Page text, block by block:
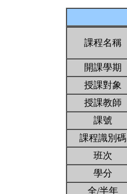
課程名稱
開課學期
授課對象
授課教師
課號
課程識別碼
班次
學分
全/半年